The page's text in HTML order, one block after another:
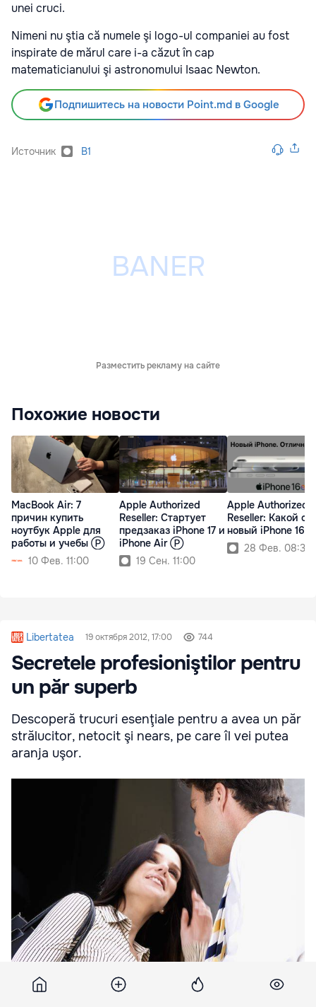
unei cruci.
Nimeni nu ştia că numele şi logo-ul companiei au fost
inspirate de mărul care i-a căzut în cap
matematicianului şi astronomului Isaac Newton.
Подпишитесь на новости Point.md в Google
Источник B1
Разместить рекламу на сайте
Похожие новости
MacBook Air: 7
причин купить
ноутбук Apple для
работы и учебы Ⓟ
10 Фев. 11:00
Apple Authorized
Reseller: Cтартует
предзаказ iPhone 17 и
iPhone Air Ⓟ
19 Сен. 11:00
Apple Authorized
Reseller: Какой он,
новый iPhone
28 Фев. 08:30
Libertatea 19 октября 2012, 17:00 744
Secretele profesioniştilor pentru
un păr superb
Descoperă trucuri esenţiale pentru a avea un păr
strălucitor, netocit şi nears, pe care îl vei putea
aranja uşor.